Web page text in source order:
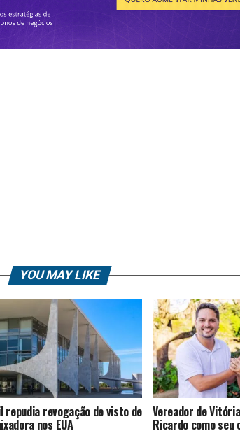
YOU MAY LIKE
repudia revogação de visto de
nos EUA
Vereador de
Ricardo como seu